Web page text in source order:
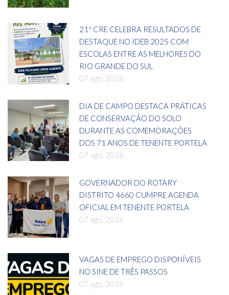
21ª CRE CELEBRA RESULTADOS DE
DESTAQUE NO IDEB 2025 COM
ESCOLAS ENTRE AS MELHORES DO
RIO GRANDE DO SUL
07 ago, 2026
DIA DE CAMPO DESTACA PRÁTICAS
DE CONSERVAÇÃO DO SOLO
DURANTE AS COMEMORAÇÕES
DOS 71 ANOS DE TENENTE PORTELA
07 ago, 2026
GOVERNADOR DO ROTARY
DISTRITO 4660 CUMPRE AGENDA
OFICIAL EM TENENTE PORTELA
07 ago, 2026
VAGAS DE EMPREGO DISPONÍVEIS
NO SINE DE TRÊS PASSOS
07 ago, 2026